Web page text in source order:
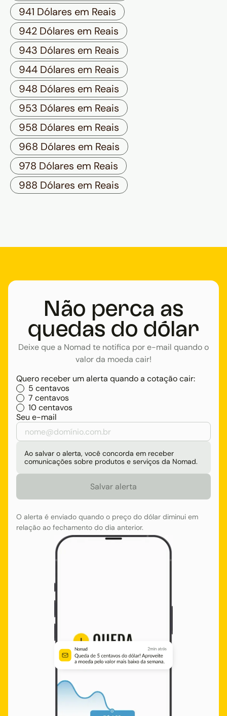
941 Dólares em Reais
942 Dólares em Reais
943 Dólares em Reais
944 Dólares em Reais
948 Dólares em Reais
953 Dólares em Reais
958 Dólares em Reais
968 Dólares em Reais
978 Dólares em Reais
988 Dólares em Reais
Não perca as
quedas do dólar
Deixe que a Nomad te notifica por e-mail quando o
valor da moeda cair!
Quero receber um alerta quando a cotação cair:
5 centavos
7 centavos
10 centavos
Seu e-mail
Ao salvar o alerta, você concorda em receber
comunicações sobre produtos e serviços da Nomad.
O alerta é enviado quando o preço do dólar diminui em
relação ao fechamento do dia anterior.